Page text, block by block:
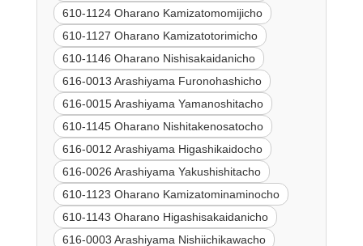
610-1124 Oharano Kamizatomomijicho
610-1127 Oharano Kamizatotorimicho
610-1146 Oharano Nishisakaidanicho
616-0013 Arashiyama Furonohashicho
616-0015 Arashiyama Yamanoshitacho
610-1145 Oharano Nishitakenosatocho
616-0012 Arashiyama Higashikaidocho
616-0026 Arashiyama Yakushishitacho
610-1123 Oharano Kamizatominaminocho
610-1143 Oharano Higashisakaidanicho
616-0003 Arashiyama Nishiichikawacho